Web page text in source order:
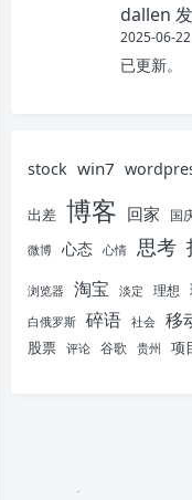
dallen
2025-06-22
已更新。
stock win7
出差 博客 回家 国
微博 心态 心情 思考
浏览器 淘宝 淡定 理想
白俄罗斯 碎语 社会 移
股票 评论 谷歌 贵州 项